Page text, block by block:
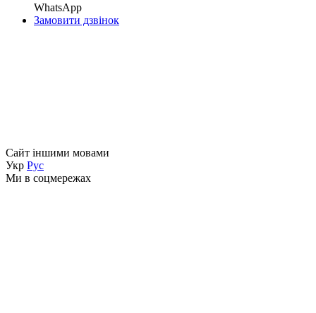
WhatsApp
Замовити дзвінок
Сайт іншими мовами
Укр Рус
Ми в соцмережах